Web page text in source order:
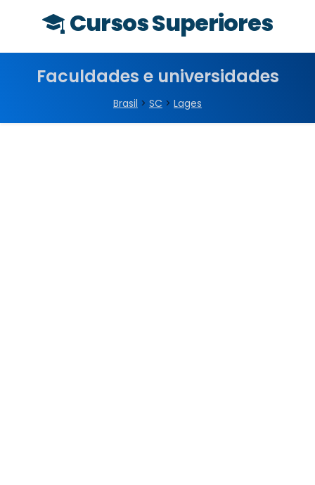
Cursos Superiores
Faculdades e universidades
Brasil > SC > Lages